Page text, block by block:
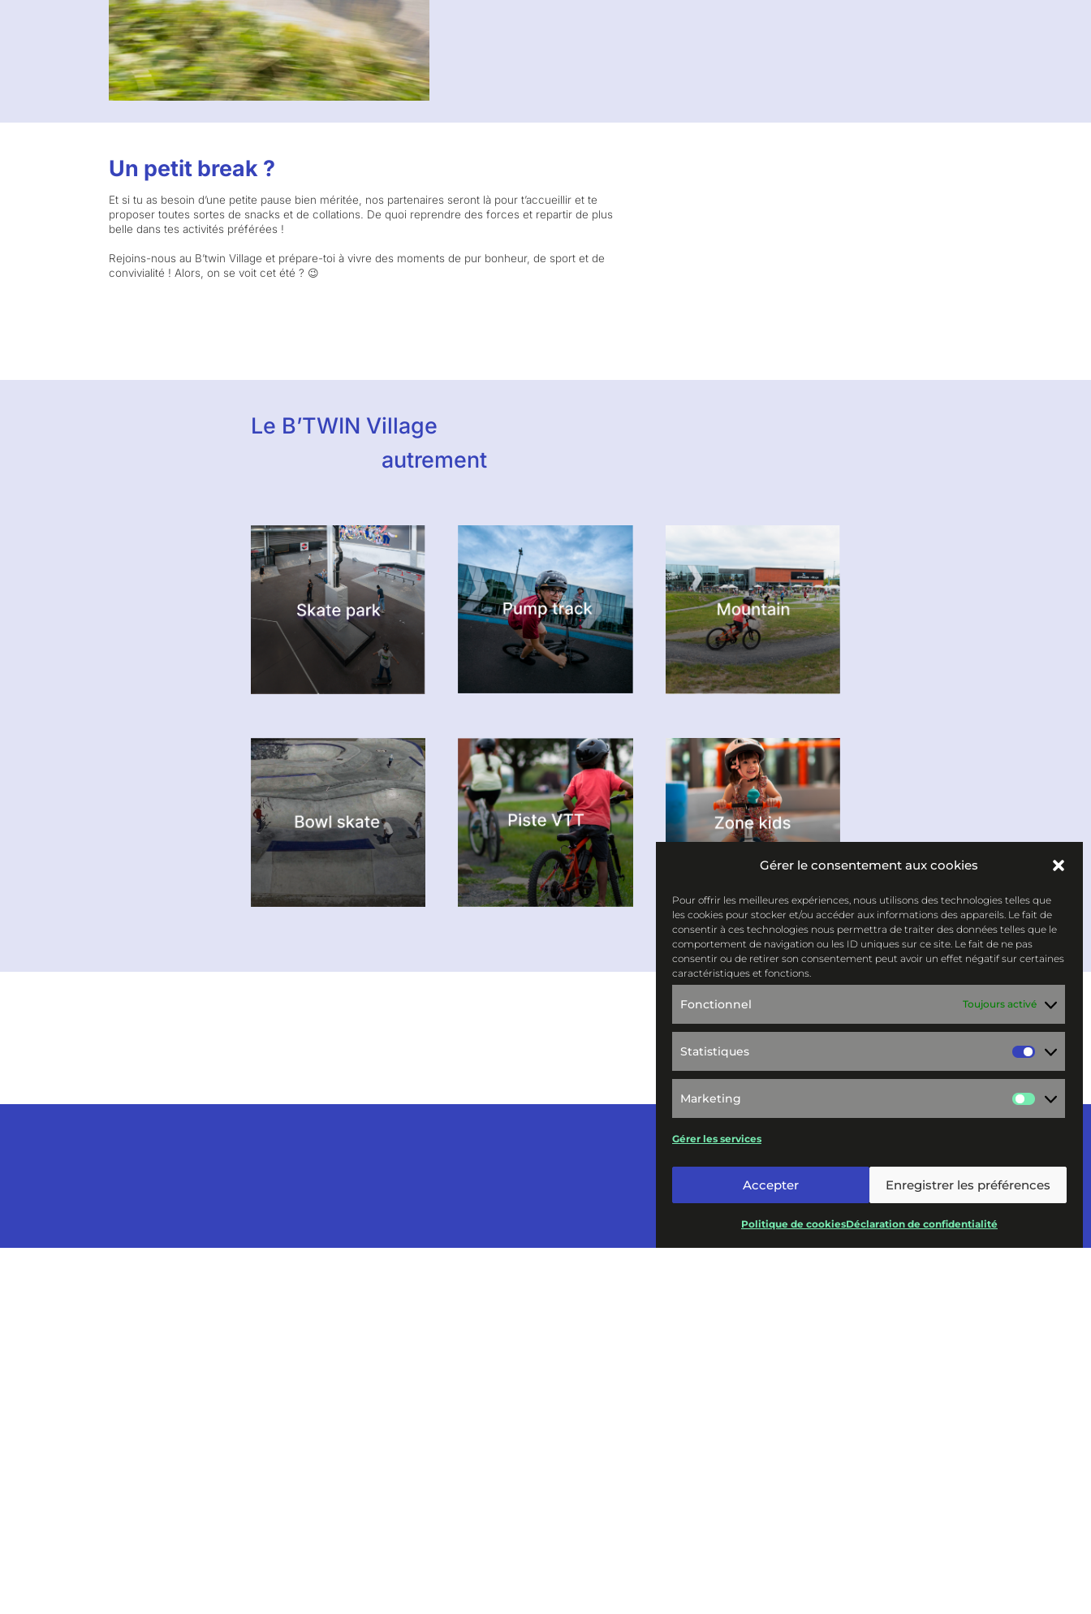
Gérer le consentement aux cookies
Pour offrir les meilleures expériences, nous utilisons des technologies telles que
les cookies pour stocker et/ou accéder aux informations des appareils. Le fait de
consentir à ces technologies nous permettra de traiter des données telles que le
comportement de navigation ou les ID uniques sur ce site. Le fait de ne pas
consentir ou de retirer son consentement peut avoir un effet négatif sur certaines
caractéristiques et fonctions.
Fonctionnel Toujours activé
Statistiques
Marketing
Gérer les services
Accepter Enregistrer les préférences
Politique de cookiesDéclaration de confidentialité
Un petit break ?
Et si tu as besoin d’une petite pause bien méritée, nos partenaires seront là pour t’accueillir et te
proposer toutes sortes de snacks et de collations. De quoi reprendre des forces et repartir de plus
belle dans tes activités préférées !
Rejoins-nous au B’twin Village et prépare-toi à vivre des moments de pur bonheur, de sport et de
convivialité ! Alors, on se voit cet été ? 😉
Le B’TWIN Village
autrement